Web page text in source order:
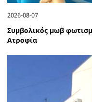
2026-08-07
Συμβολικός μωβ
Ατροφία